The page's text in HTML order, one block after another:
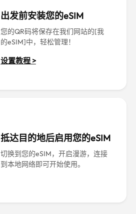
出发前安装您的eSIM
您的QR码将保存在我们网站的[我
的eSIM]中，轻松管理！
设置教程 >
抵达目的地后启用您的eSIM
切换到您的eSIM，开启漫游，连接
到本地网络即可开始使用。